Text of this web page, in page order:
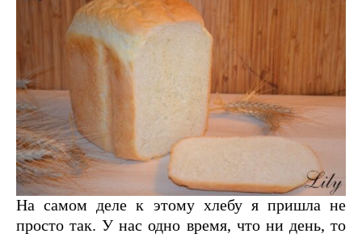
На самом деле к этому хлебу я пришла не
просто так. У нас одно время, что ни день, то